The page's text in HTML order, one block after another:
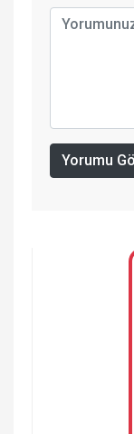
Yorumu